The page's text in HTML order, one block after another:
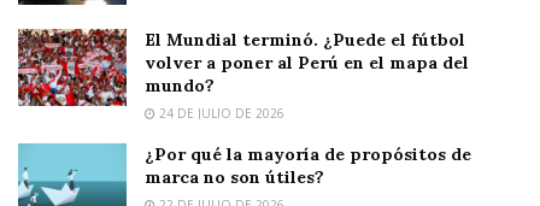
El Mundial terminó. ¿Puede el fútbol
volver a poner al Perú en el mapa del
mundo?
24 DE JULIO DE 2026
¿Por qué la mayoría de propósitos de
marca no son útiles?